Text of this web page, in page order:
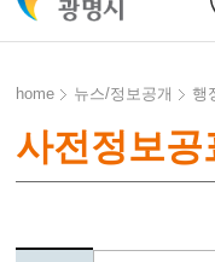
home 뉴스/정보공개 행
사전정보공